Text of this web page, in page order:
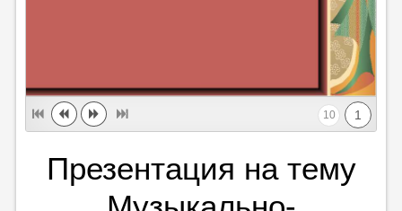
1
10
Презентация на тему